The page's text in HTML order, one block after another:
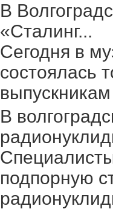
В
«Сталинг...
Сегодня в
состоялась
В
подпорную